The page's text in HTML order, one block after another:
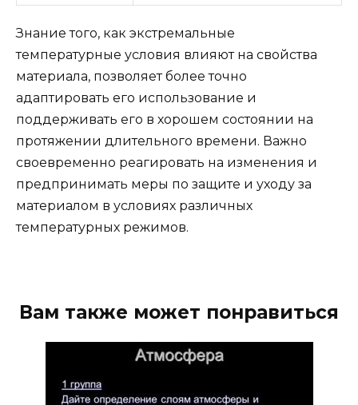
Знание того, как экстремальные
температурные условия влияют на свойства
материала, позволяет более точно
адаптировать его использование и
поддерживать его в хорошем состоянии на
протяжении длительного времени. Важно
своевременно реагировать на изменения и
предпринимать меры по защите и уходу за
материалом в условиях различных
температурных режимов.
Вам также может понравиться